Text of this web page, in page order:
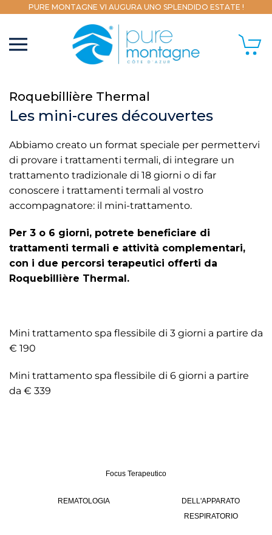
PURE MONTAGNE VI AUGURA UNO SPLENDIDO ESTATE !
Roquebillière Thermal
Les mini-cures découvertes
Abbiamo creato un format speciale per permettervi
di provare i trattamenti termali, di integrare un
trattamento tradizionale di 18 giorni o di far
conoscere i trattamenti termali al vostro
accompagnatore: il mini-trattamento.
Per 3 o 6 giorni, potrete beneficiare di
trattamenti termali e attività complementari,
con i due percorsi terapeutici offerti da
Roquebillière Thermal.
Mini trattamento spa flessibile di 3 giorni a partire da
€ 190
Mini trattamento spa flessibile di 6 giorni a partire
da € 339
Focus Terapeutico
REMATOLOGIA
DELL'APPARATO
RESPIRATORIO